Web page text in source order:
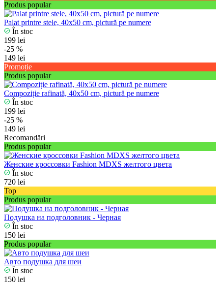
Produs popular
Palat printre stele, 40x50 cm, pictură pe numere
În stoc
199 lei
-25 %
149 lei
Promoție
Produs popular
Compoziție rafinată, 40x50 cm, pictură pe numere
În stoc
199 lei
-25 %
149 lei
Recomandări
Produs popular
Женские кроссовки Fashion MDXS желтого цвета
În stoc
720 lei
Top
Produs popular
Подушка на подголовник - Черная
În stoc
150 lei
Produs popular
Авто подушка для шеи
În stoc
150 lei